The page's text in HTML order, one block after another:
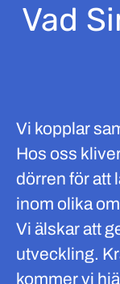
Vad
Vi kopplar
Hos oss
dörren för att
inom olika
Vi älskar att
utveckling.
kommer vi